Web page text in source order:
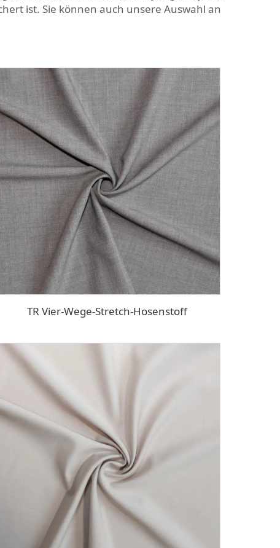
ist. Sie können auch unsere Auswahl an
TR Vier-Wege-Stretch-Hosenstoff